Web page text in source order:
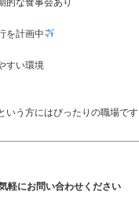
的な食事会あり
を計画中
すい環境
いう方にはぴったりの職場です
軽にお問い合わせください